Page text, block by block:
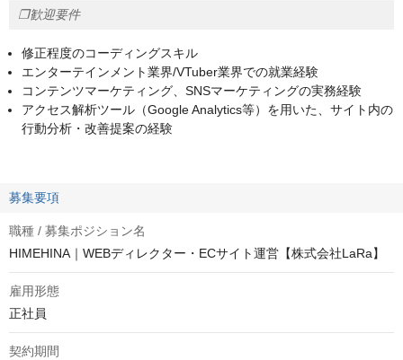
❐歓迎要件
修正程度のコーディングスキル
エンターテインメント業界/VTuber業界での就業経験
コンテンツマーケティング、SNSマーケティングの実務経験
アクセス解析ツール（Google Analytics等）を用いた、サイト内の
行動分析・改善提案の経験
募集要項
職種 / 募集ポジション名
HIMEHINA｜WEBディレクター・ECサイト運営【株式会社LaRa】
雇用形態
正社員
契約期間